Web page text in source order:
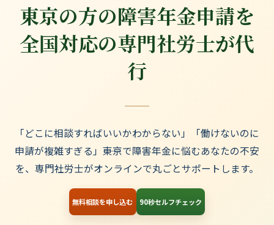
東京の方の障害年金申請を
全国対応の専門社労士が代
行
「どこに相談すればいいかわからない」「働けないのに
申請が複雑すぎる」――東京で障害年金に悩むあなたの不安
を、専門社労士がオンラインで丸ごとサポートします。
無料相談を申し込む 90秒セルフチェック